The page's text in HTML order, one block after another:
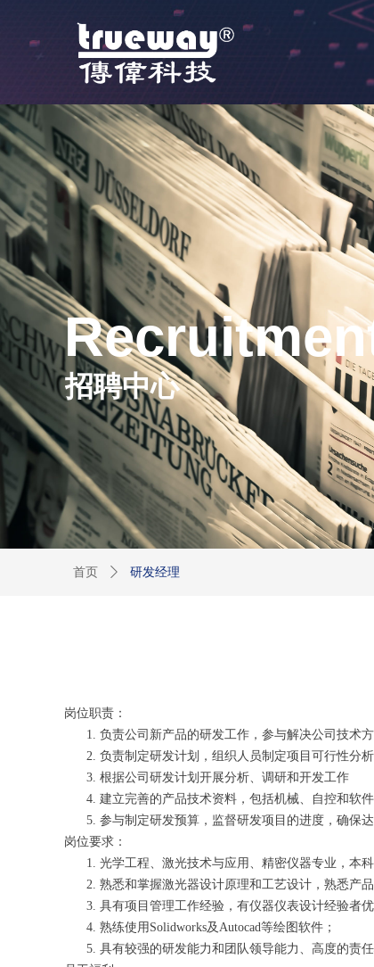
岗位职责：
负责公司新产品的研发工作，参与解决公司技术
负责制定研发计划，组织人员制定项目可行性分
根据公司研发计划开展分析、调研和开发工作
建立完善的产品技术资料，包括机械、自控和软
参与制定研发预算，监督研发项目的进度，确保
岗位要求：
光学工程、激光技术与应用、精密仪器专业，本科
熟悉和掌握激光器设计原理和工艺设计，熟悉产
具有项目管理工作经验，有仪器仪表设计经验者优
熟练使用 Solidworks及Autocad等绘图软件；
具有较强的研发能力和团队领导能力、高度的责
招聘中心
首页 ꄲ 研发经理